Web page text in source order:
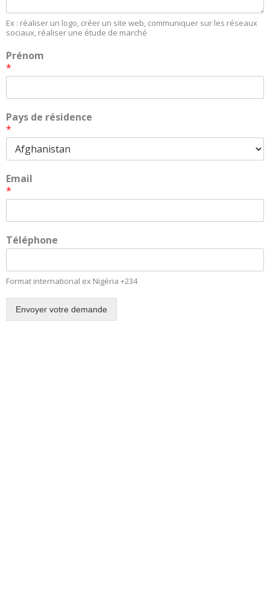
Ex : réaliser un logo, créer un site web, communiquer sur les réseaux
sociaux, réaliser une étude de marché
Prénom
*
Pays de résidence
*
Email
*
Téléphone
Format international ex Nigéria +234
Envoyer votre demande